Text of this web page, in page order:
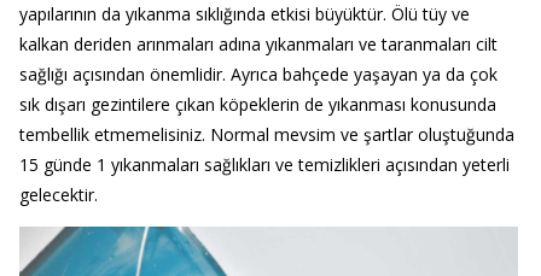
yapılarının da yıkanma sıklığında etkisi büyüktür. Ölü tüy ve
kalkan deriden arınmaları adına yıkanmaları ve taranmaları cilt
sağlığı açısından önemlidir. Ayrıca bahçede yaşayan ya da çok
sık dışarı gezintilere çıkan köpeklerin de yıkanması konusunda
tembellik etmemelisiniz. Normal mevsim ve şartlar oluştuğunda
15 günde 1 yıkanmaları sağlıkları ve temizlikleri açısından yeterli
gelecektir.